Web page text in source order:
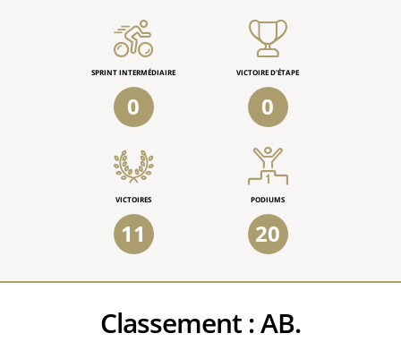
SPRINT INTERMÉDIAIRE
0
VICTOIRE D'ÉTAPE
0
VICTOIRES
11
PODIUMS
20
Classement :AB.